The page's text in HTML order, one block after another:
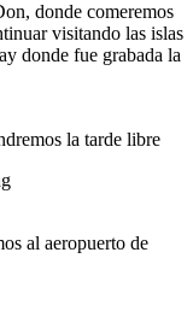
donde comeremos
visitando las islas
donde fue grabada la
la tarde libre
al aeropuerto de